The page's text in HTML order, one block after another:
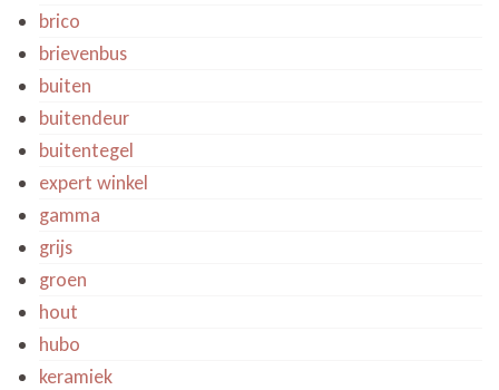
brico
brievenbus
buiten
buitendeur
buitentegel
expert winkel
gamma
grijs
groen
hout
hubo
keramiek